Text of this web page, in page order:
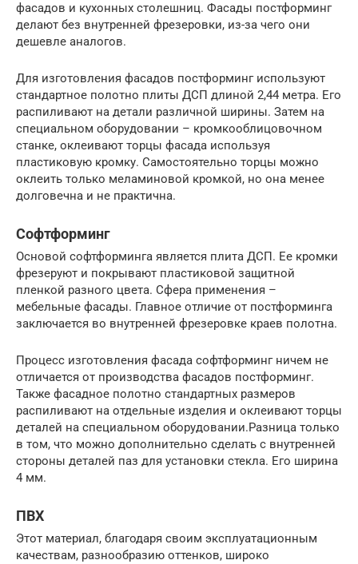
фасадов и кухонных столешниц. Фасады постформинг
делают без внутренней фрезеровки, из-за чего они
дешевле аналогов.
Для изготовления фасадов постформинг используют
стандартное полотно плиты ДСП длиной 2,44 метра. Его
распиливают на детали различной ширины. Затем на
специальном оборудовании – кромкооблицовочном
станке, оклеивают торцы фасада используя
пластиковую кромку. Самостоятельно торцы можно
оклеить только меламиновой кромкой, но она менее
долговечна и не практична.
Софтформинг
Основой софтформинга является плита ДСП. Ее кромки
фрезеруют и покрывают пластиковой защитной
пленкой разного цвета. Сфера применения –
мебельные фасады. Главное отличие от постформинга
заключается во внутренней фрезеровке краев полотна.
Процесс изготовления фасада софтформинг ничем не
отличается от производства фасадов постформинг.
Также фасадное полотно стандартных размеров
распиливают на отдельные изделия и оклеивают торцы
деталей на специальном оборудовании.Разница только
в том, что можно дополнительно сделать с внутренней
стороны деталей паз для установки стекла. Его ширина
4 мм.
ПВХ
Этот материал, благодаря своим эксплуатационным
качествам, разнообразию оттенков, широко